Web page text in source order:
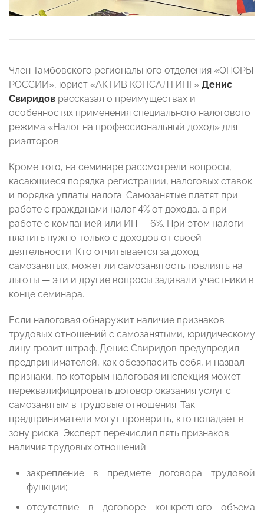
Член Тамбовского регионального отделения «ОПОРЫ
РОССИИ», юрист «АКТИВ КОНСАЛТИНГ» Денис
Свиридов рассказал о преимуществах и
особенностях применения специального налогового
режима «Налог на профессиональный доход» для
риэлторов.
Кроме того, на семинаре рассмотрели вопросы,
касающиеся порядка регистрации, налоговых ставок
и порядка уплаты налога. Самозанятые платят при
работе с гражданами налог 4% от дохода, а при
работе с компанией или ИП — 6%. При этом налоги
платить нужно только с доходов от своей
деятельности. Кто отчитывается за доход
самозанятых, может ли самозанятость повлиять на
льготы — эти и другие вопросы задавали участники в
конце семинара.
Если налоговая обнаружит наличие признаков
трудовых отношений с самозанятыми, юридическому
лицу грозит штраф. Денис Свиридов предупредил
предпринимателей, как обезопасить себя, и назвал
признаки, по которым налоговая инспекция может
переквалифицировать договор оказания услуг с
самозанятым в трудовые отношения. Так
предприниматели могут проверить, кто попадает в
зону риска. Эксперт перечислил пять признаков
наличия трудовых отношений:
закрепление в предмете договора трудовой
функции;
отсутствие в договоре конкретного объема